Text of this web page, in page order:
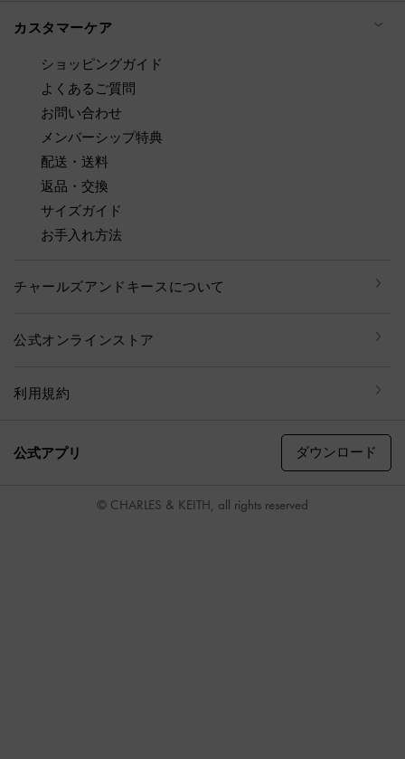
カスタマーケア
ショッピングガイド
よくあるご質問
お問い合わせ
メンバーシップ特典
配送・送料
返品・交換
サイズガイド
お手入れ方法
チャールズアンドキースについて
公式オンラインストア
利用規約
公式アプリ ダウンロード
© CHARLES & KEITH, all rights reserved